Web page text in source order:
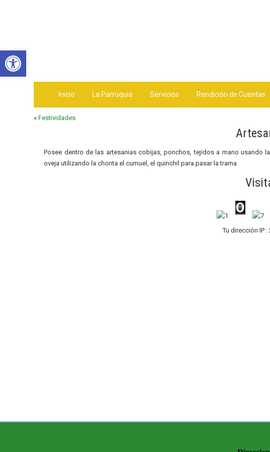
Inicio La Parroquia Servicios Rendición de Cuentas
«Festividades
Posee dentro de las artesanias cobijas, ponchos, tejidos a mano
oveja utilizando la chonta el cumuel, el quinchil para pasar la trama
Tu dirección IP :
Abrir barra de herramientas